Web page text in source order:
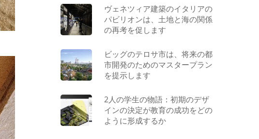
ヴェネツィア建築のイタリアの
パビリオンは、土地と海の関係
の再考を促します
ビッグのテロサ市は、将来の都
市開発のためのマスタープラン
を提示します
2人の学生の物語：初期のデザ
インの決定が教育の成功をどの
ように形成するか